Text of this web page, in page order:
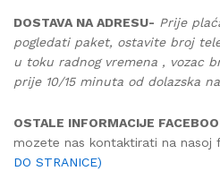
DOSTAVA NA ADRESU- Prije
pogledati paket, ostavite broj
u toku radnog vremena , vozac
prije 10/15 minuta od dolazska
OSTALE INFORMACIJE
mozete nas kontaktirati na nasoj
DO STRANICE)